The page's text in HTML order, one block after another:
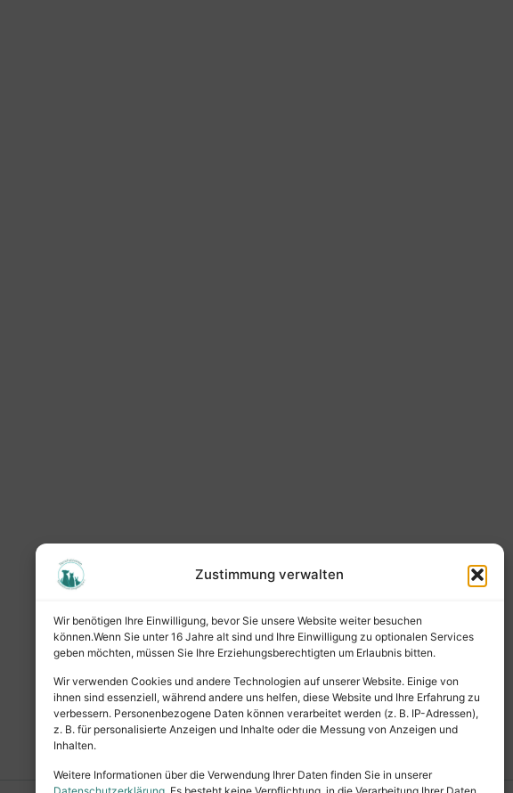
Zustimmung verwalten
Wir benötigen Ihre Einwilligung, bevor Sie unsere Website weiter besuchen
können.Wenn Sie unter 16 Jahre alt sind und Ihre Einwilligung zu optionalen Services
geben möchten, müssen Sie Ihre Erziehungsberechtigten um Erlaubnis bitten.
Wir verwenden Cookies und andere Technologien auf unserer Website. Einige von
ihnen sind essenziell, während andere uns helfen, diese Website und Ihre Erfahrung zu
verbessern. Personenbezogene Daten können verarbeitet werden (z. B. IP-Adressen),
z. B. für personalisierte Anzeigen und Inhalte oder die Messung von Anzeigen und
Inhalten.
Weitere Informationen über die Verwendung Ihrer Daten finden Sie in unserer